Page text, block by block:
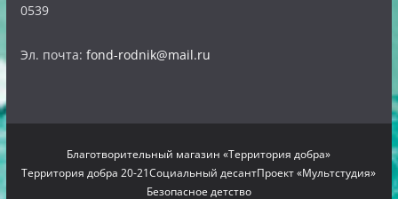
0539
Эл. почта: fond-rodnik@mail.ru
Благотворительный магазин «Территория добра»
Территория добра 20-21Социальный десантПроект «Мультстудия»
Безопасное детство